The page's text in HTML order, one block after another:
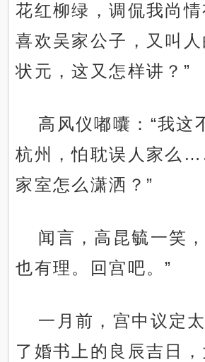
花红柳绿，调侃我尚
喜欢吴家公子，又叫
状元，这又怎样讲？”
高风仪嘟囔：“我这
杭州，怕耽误人家么
家室怎么潇洒？”
闻言，高昆毓一笑
也有理。回宫吧。”
一月前，宫中议定
了婚书上的良辰吉日